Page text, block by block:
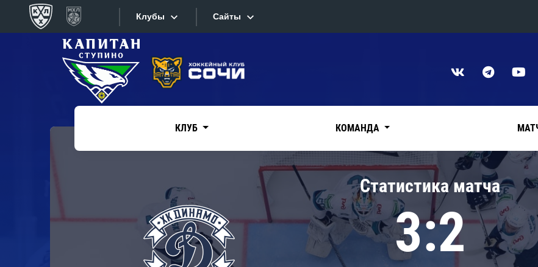
Клубы
Конференция «Запад»
Дивизион Боброва
Дивизион Тарасова
Динамо Мн
Динамо М
Ак Барс
Нефтехимик
Дивизион Чернышева
Авангард
Адмирал
Сайты
Сайты
Текстовые трансляции
Интернет-магазин
Фотобанк
Приложение КХЛ
КЛУБ КОМАНДА
Статистика матча
3:2